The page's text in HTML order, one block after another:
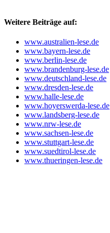
Weitere Beiträge auf:
www.australien-lese.de
www.bayern-lese.de
www.berlin-lese.de
www.brandenburg-lese.de
www.deutschland-lese.de
www.dresden-lese.de
www.halle-lese.de
www.hoyerswerda-lese.de
www.landsberg-lese.de
www.nrw-lese.de
www.sachsen-lese.de
www.stuttgart-lese.de
www.suedtirol-lese.de
www.thueringen-lese.de